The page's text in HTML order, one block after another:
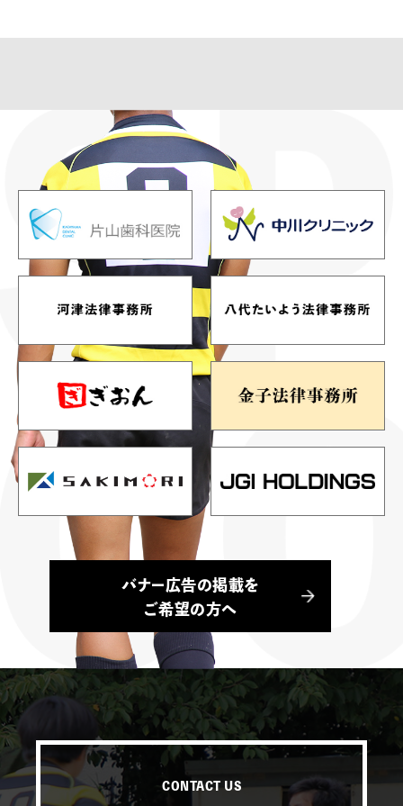
バナー広告の掲載を
ご希望の方へ
CONTACT US